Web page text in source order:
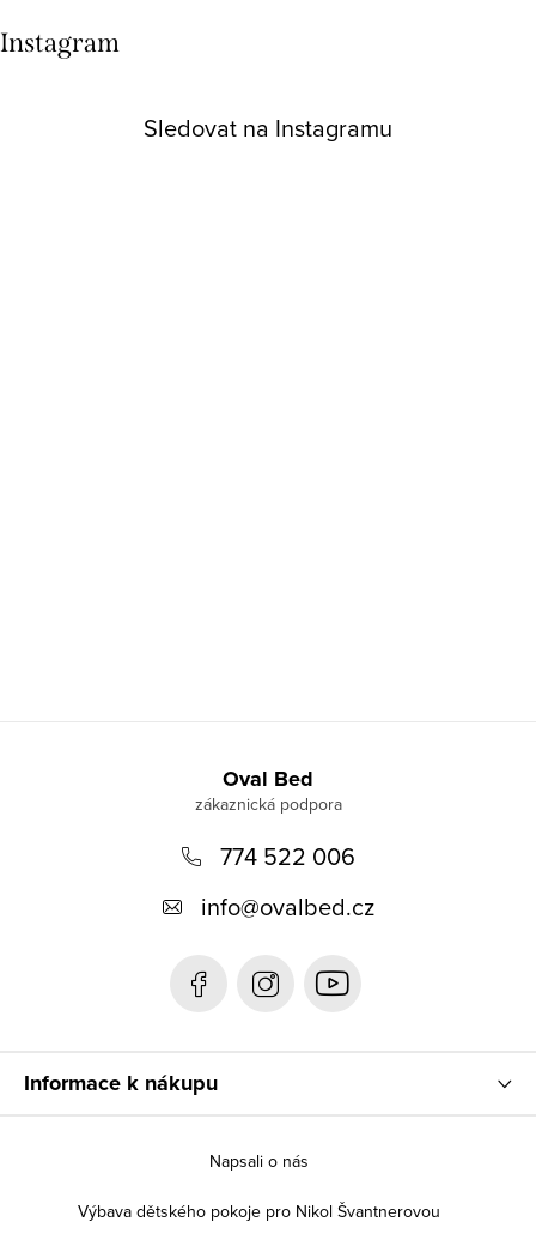
Instagram
Sledovat na Instagramu
Oval Bed
774 522 006
info@ovalbed.cz
Informace k nákupu
Napsali o nás
Výbava dětského pokoje pro Nikol Švantnerovou